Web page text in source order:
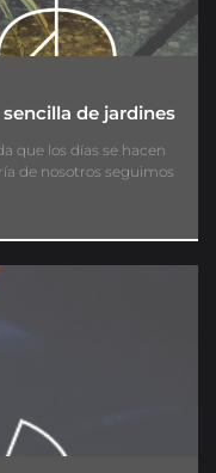
de jardines
que los días se hacen
de nosotros seguimos